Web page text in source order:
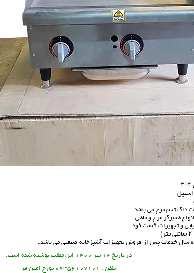
داگ تخم مرغ می باشد
همبرگر مرغ و ماهی
و تجهیزات فست فود
سال خدمات پس از فروشتجهیزات آشپزخانه صنعتیمی باشد.
در تاریخ 14 تیر 1400 این مطلب نوشته شده است.
تلفن : 09356107101 تورج امین فر